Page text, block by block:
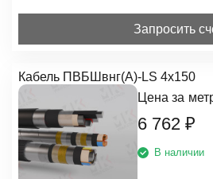
Запросить
Кабель ПВБШвнг(А)-LS 4х150
Цена за
6 762 ₽
В наличии